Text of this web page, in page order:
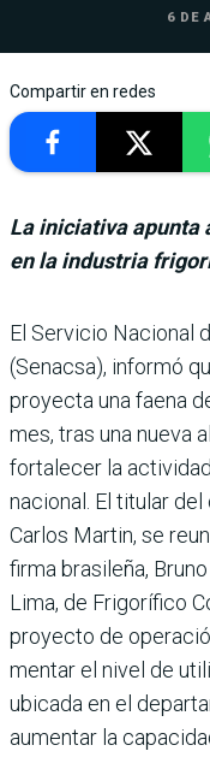
6 DE
Compartir en redes
La iniciativa apunta
en la industria
El Servicio Nacional
(Senacsa), informó
proyecta una faena
mes, tras una nueva
fortalecer la
nacional. El titular
Carlos Martin, se
firma brasileña,
Lima, de Frigorífico
proyecto de
mentar el nivel de
ubicada en el
aumen­tar la